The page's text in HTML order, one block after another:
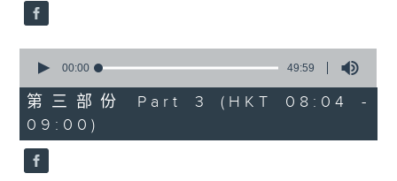
seconds
49
minutes,
59
seconds
00:00 49:59
第三部份 Part 3 (HKT 08:04 -
09:00)